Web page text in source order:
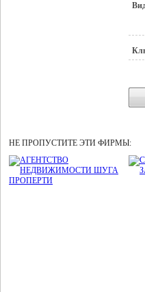
НЕ ПРОПУСТИТЕ ЭТИ ФИРМЫ: